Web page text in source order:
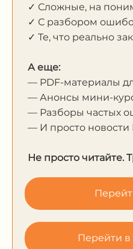
✓ Сложные, на
✓ С разбором
✓ Те, что реально
А еще:
— PDF-материалы
— Анонсы мини-
— Разборы частых
— И просто новости
Не просто читайте.
Перейти